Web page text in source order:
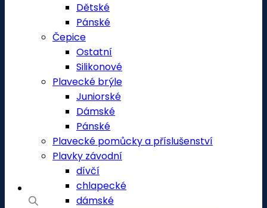
Dětské
Pánské
Čepice
Ostatní
Silikonové
Plavecké brýle
Juniorské
Dámské
Pánské
Plavecké pomůcky a příslušenství
Plavky závodní
dívčí
chlapecké
dámské